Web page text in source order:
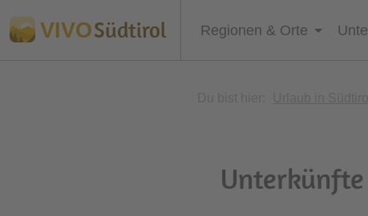
VIVOSüdtirol Regionen & Orte